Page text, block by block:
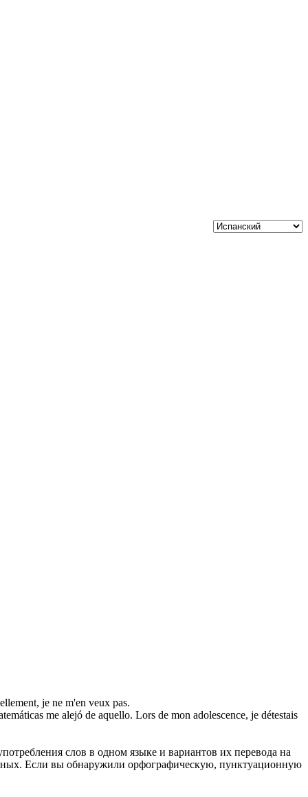
je ne m'en veux pas.
me alejó de aquello. Lors de mon adolescence, je détestais
слов в одном языке и вариантов их перевода на
Если вы обнаружили орфографическую, пунктуационную